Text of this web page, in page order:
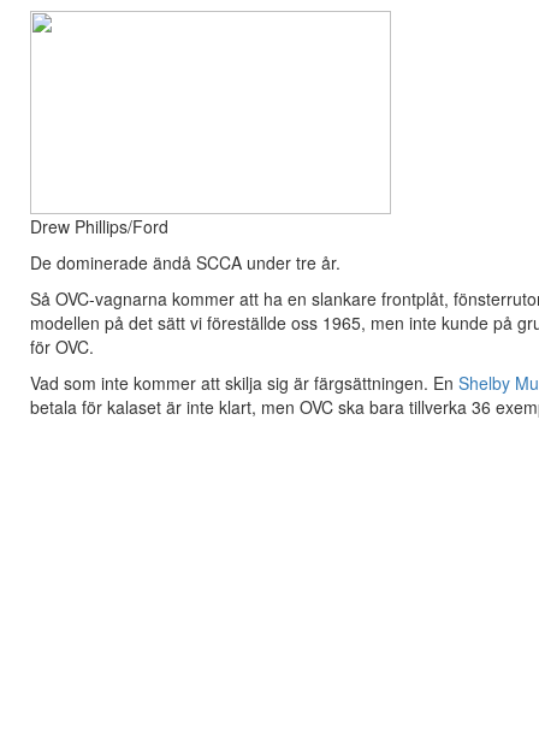
Drew Phillips/Ford
De dominerade ändå SCCA under tre år.
Så OVC-vagnarna kommer att ha en slankare frontplåt,
modellen på det sätt vi föreställde oss 1965, men inte kunde på
för OVC.
Vad som inte kommer att skilja sig är färgsättningen. En Shelby
betala för kalaset är inte klart, men OVC ska bara tillverka 36